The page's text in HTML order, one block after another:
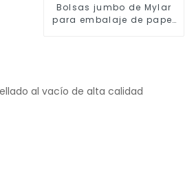
Bolsas jumbo de Mylar
para embalaje de papel